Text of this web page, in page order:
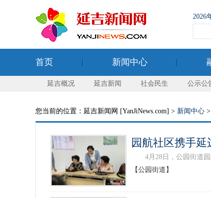
2026
首页 新闻中心
延吉概况 延吉新闻 社会民生 公示公
您当前的位置：延吉新闻网 [YanJiNews.com] > 新闻中心 >
园航社区携手
4月28日，公园街道园
【公园街道】